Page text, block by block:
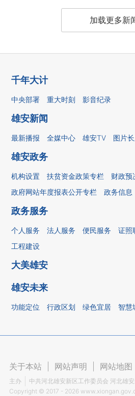
加载更多新
千年大计
中央部署 重大时刻 影音纪录
雄安新闻
最新播报 全媒中心 雄安TV 图片
雄安政务
机构设置 扶贫资金政策专栏
财政预
政府网站年度报表公开专栏
政务信息
政务服务
个人服务 法人服务 便民服务 证照
工程建设
大美雄安
雄安未来
功能定位 行政区划 绿色宜居 智慧
关于本站 网站声明 网站地图
主办
中共河北雄安新区工作委员会 河北雄
Copyright © 2017 - 2026